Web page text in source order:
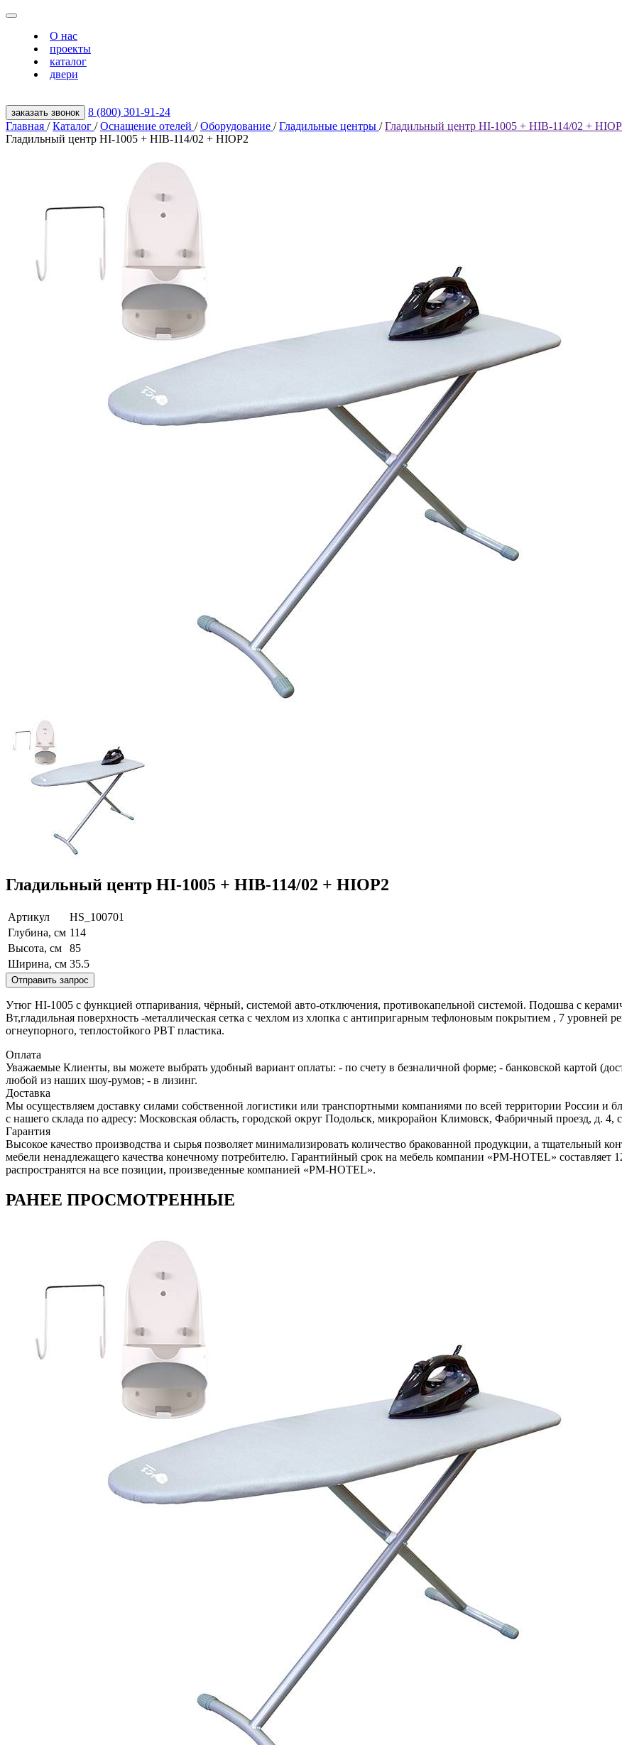
О нас
проекты
каталог
двери
заказать звонок
8 (800) 301‑91‑24
Главная / Каталог / Оснащение отелей / Оборудование / Гладильные центры / Гладильный центр HI-1005 + HIB-114/02 +
Гладильный центр HI-1005 + HIB-114/02 + HIOP2
Гладильный центр HI-1005 + HIB-114/02 + HIOP2
Артикул
HS_100701
Глубина, см 114
Высота, см
85
Ширина, см 35.5
Отправить запрос
Утюг HI-1005 с функцией отпаривания, чёрный, системой авто-отключения, противокапельной системой. Подошва с
Вт,гладильная поверхность -металлическая сетка с чехлом из хлопка с антипригарным тефлоновым покрытием , 7 уровней
огнеупорного, теплостойкого PBT пластика.
Оплата
Уважаемые Клиенты, вы можете выбрать удобный вариант оплаты: - по счету в безналичной форме; - банковской картой
любой из наших шоу-румов; - в лизинг.
Доставка
Мы осуществляем доставку силами собственной логистики или транспортными компаниями по всей территории России и
с нашего склада по адресу: Московская область, городcкой округ Подольск, микрорайон Климовск, Фабричный проезд, д. 4,
Гарантия
Высокое качество производства и сырья позволяет минимализировать количество бракованной продукции, а тщательный
мебели ненадлежащего качества конечному потребителю. Гарантийный срок на мебель компании «PM-HOTEL» составляет
распространятся на все позиции, произведенные компанией «PM-HOTEL».
РАНЕЕ ПРОСМОТРЕННЫЕ